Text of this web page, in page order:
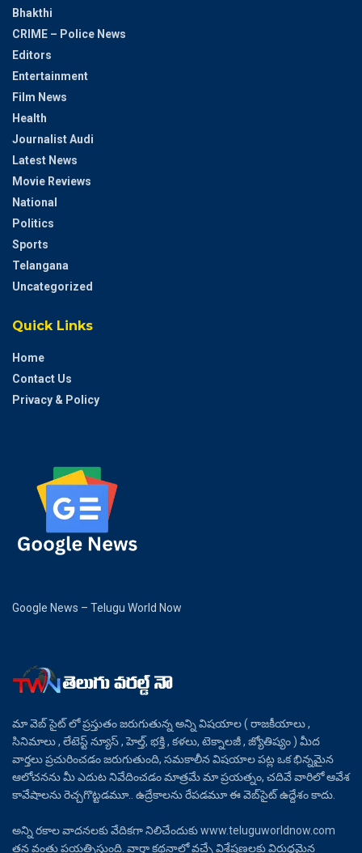
Bhakthi
CRIME – Police News
Editors
Entertainment
Film News
Health
Journalist Audi
Latest News
Movie Reviews
National
Politics
Sports
Telangana
Uncategorized
Quick Links
Home
Contact Us
Privacy & Policy
Google News – Telugu World Now
మా వెబ్ సైట్ లో ప్రస్తుతం జరుగుతున్న అన్ని విషయాల ( రాజకీయాలు ,
సినిమాలు , లేటెస్ట్ న్యూస్ , హెల్త్, భక్తి , కళలు, టెక్నాలజీ , జ్యోతిష్యం ) మీద
వార్తలు ప్రచురించడం జరుగుతుంది, సమకాలీన విషయాల పట్ల ఒక భిన్నమైన
ఆలోచనను మీ ఎదుట నివేదించడం మాత్రమే మా ప్రయత్నం, చదివే వారిలో ఆవేశ
కావేషాలను రెచ్చగొట్టడమూ.. ఉద్రేకాలను రేపడమూ ఈ వెబ్‌సైట్ ఉద్దేశం కాదు.
అన్ని రకాల వాదనలకు వేదికగా నిలిచేందుకు www.teluguworldnow.com
తన వంతు ప్రయత్నిస్తుంది. వార్తా కథనాల్లో వచ్చే విశ్లేషణలకు విరుద్ధమైన